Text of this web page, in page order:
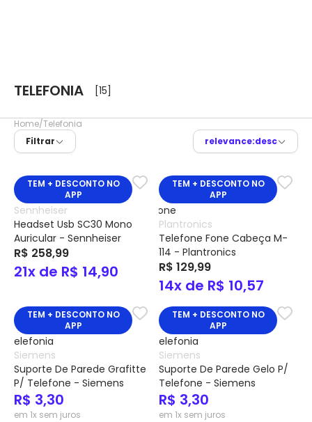
TELEFONIA [15]
Home Telefonia
Filtrar
relevance:desc
TEM + DESCONTO NO
APP
Sennheiser
Headset Usb SC30 Mono
Auricular - Sennheiser
R$ 258,99
21x de R$ 14,90
TEM + DESCONTO NO
APP
Plantronics
Telefone Fone Cabeça M-
114 - Plantronics
R$ 129,99
14x de R$ 10,57
TEM + DESCONTO NO
APP
Siemens
Suporte De Parede Grafitte
P/ Telefone - Siemens
R$ 3,30
em 1x sem juros
TEM + DESCONTO NO
APP
Siemens
Suporte De Parede Gelo P/
Telefone - Siemens
R$ 3,30
em 1x sem juros